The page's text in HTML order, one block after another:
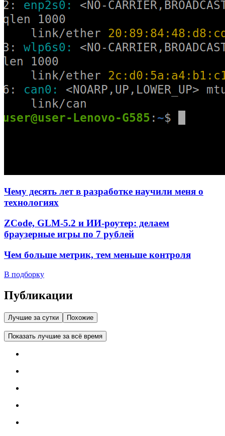
Чему десять лет в разработке научили меня о
технологиях
ZCode, GLM-5.2 и ИИ-роутер: делаем
браузерные игры по 7 рублей
Чем больше метрик, тем меньше контроля
В подборку
Публикации
Лучшие за сутки Похожие
Показать лучшие за всё время